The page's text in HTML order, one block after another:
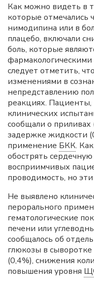
Как можно видеть в
которые отмечались
нимодипина или в
плацебо, включали
боль, которые
следует отметить,
изменениями в
непредставлению
реакциях.
клинических
сообщали о приливах
задержке жидкости
применение БКК. Как
обострять
восприимчивых
проводимость, но
Не выявлено
перорального
гематологические
печени или
сообщалось об
глюкозы в
(0,4%), снижения
повышения уровня